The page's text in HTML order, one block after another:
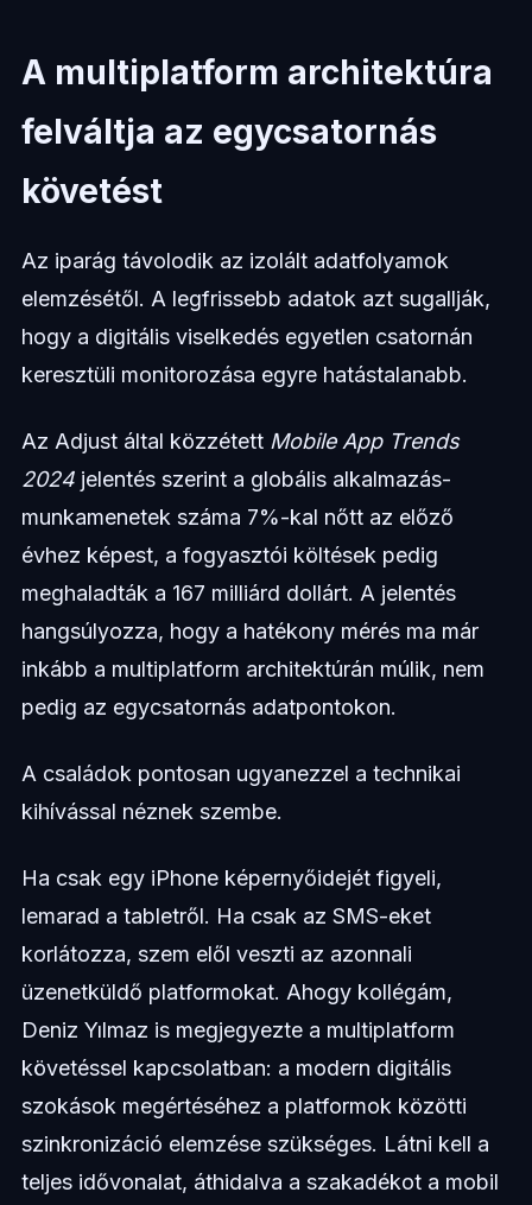
A multiplatform architektúra
felváltja az egycsatornás
követést
Az iparág távolodik az izolált adatfolyamok
elemzésétől. A legfrissebb adatok azt sugallják,
hogy a digitális viselkedés egyetlen csatornán
keresztüli monitorozása egyre hatástalanabb.
Az Adjust által közzétett Mobile App Trends
2024jelentés szerint a globális alkalmazás-
munkamenetek száma 7%-kal nőtt az előző
évhez képest, a fogyasztói költések pedig
meghaladták a 167 milliárd dollárt. A jelentés
hangsúlyozza, hogy a hatékony mérés ma már
inkább a multiplatform architektúrán múlik, nem
pedig az egycsatornás adatpontokon.
A családok pontosan ugyanezzel a technikai
kihívással néznek szembe.
Ha csak egy iPhone képernyőidejét figyeli,
lemarad a tabletről. Ha csak az SMS-eket
korlátozza, szem elől veszti az azonnali
üzenetküldő platformokat. Ahogy kollégám,
Deniz Yılmaz is megjegyezte a multiplatform
követéssel kapcsolatban: a modern digitális
szokások megértéséhez a platformok közötti
szinkronizáció elemzése szükséges. Látni kell a
teljes idővonalat, áthidalva a szakadékot a mobil